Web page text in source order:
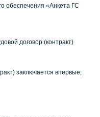
обеспечения «Анкета ГС
договор (контракт)
заключается впервые;